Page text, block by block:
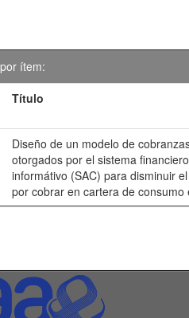
ítem:
Título
Diseño de un modelo de
otorgados por el sistema
informátivo (SAC) para disminuir
por cobrar en cartera de consumo